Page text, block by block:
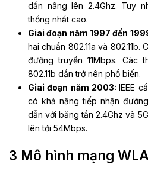
dần nâng lên 2.4Ghz. Tuy
thống nhất cao.
Giai đoạn năm 1997 đến
hai chuẩn 802.11a và 802.11b.
đường truyền 11Mbps. Các
802.11b dần trở nên phổ biến.
Giai đoạn năm 2003:IEEE
có khả năng tiếp nhận
dẫn với băng tần 2.4Ghz và
lên tới 54Mbps.
3 Mô hình mạng